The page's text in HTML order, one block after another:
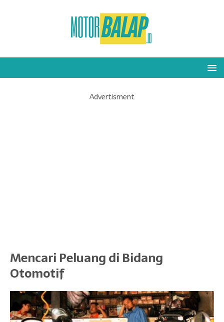
Advertisment
Mencari Peluang di Bidang
Otomotif